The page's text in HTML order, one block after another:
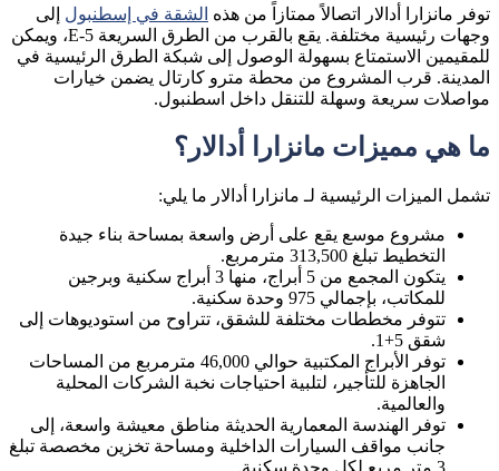
توفر مانزارا أدالار اتصالاً ممتازاً من هذه الشقة في إسطنبول إلى
وجهات رئيسية مختلفة. يقع بالقرب من الطرق السريعة E-5، ويمكن
للمقيمين الاستمتاع بسهولة الوصول إلى شبكة الطرق الرئيسية في
المدينة. قرب المشروع من محطة مترو كارتال يضمن خيارات
مواصلات سريعة وسهلة للتنقل داخل اسطنبول.
ما هي مميزات مانزارا أدالار؟
تشمل الميزات الرئيسية لـ مانزارا أدالار ما يلي:
مشروع موسع يقع على أرض واسعة بمساحة بناء جيدة
التخطيط تبلغ 313,500 مترمربع.
يتكون المجمع من 5 أبراج، منها 3 أبراج سكنية وبرجين
للمكاتب، بإجمالي 975 وحدة سكنية.
تتوفر مخططات مختلفة للشقق، تتراوح من استوديوهات إلى
شقق 5+1.
توفر الأبراج المكتبية حوالي 46,000 مترمربع من المساحات
الجاهزة للتأجير، لتلبية احتياجات نخبة الشركات المحلية
والعالمية.
توفر الهندسة المعمارية الحديثة مناطق معيشة واسعة، إلى
جانب مواقف السيارات الداخلية ومساحة تخزين مخصصة تبلغ